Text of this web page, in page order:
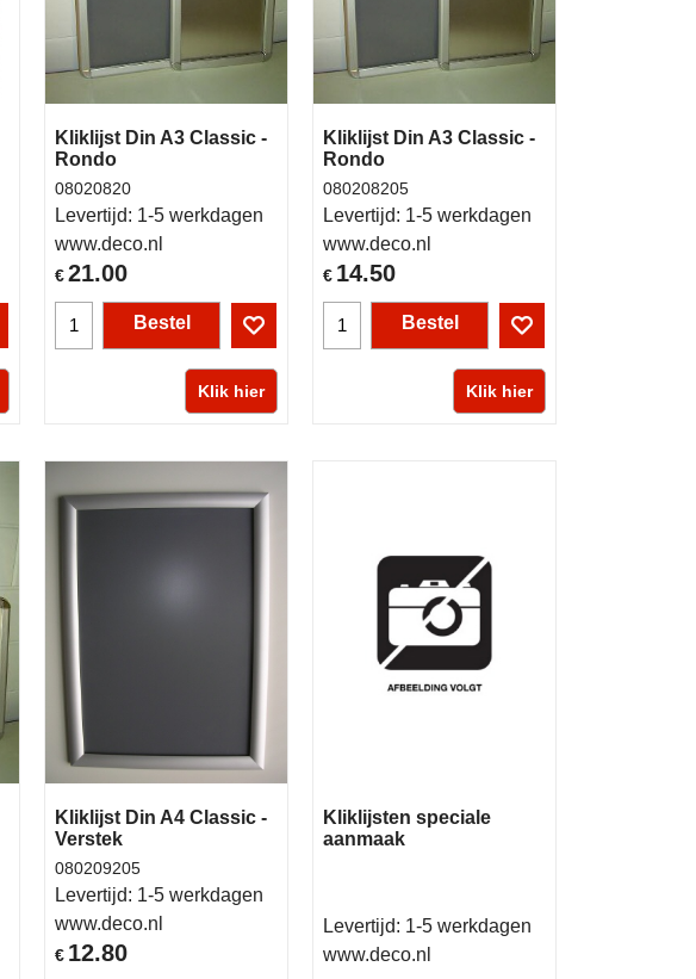
Kliklijst Din A3 Classic -
Rondo
€21.00
08020820
Levertijd: 1-5 werkdagen
www.deco.nl
Bestel
Klik hier
Kliklijst Din A3 Classic -
Rondo
€ 14.50
080208205
Levertijd: 1-5 werkdagen
www.deco.nl
Bestel
Klik hier
Kliklijst Din A4 Classic -
Verstek
€ 12.80
080209205
Levertijd: 1-5 werkdagen
www.deco.nl
Kliklijsten speciale
aanmaak
Levertijd: 1-5 werkdagen
www.deco.nl